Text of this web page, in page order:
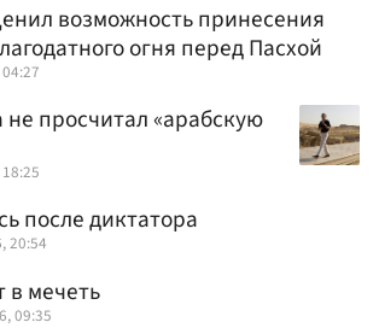
возможность принесения
огня перед Пасхой
просчитал «арабскую
после диктатора
20:54
в мечеть
09:35